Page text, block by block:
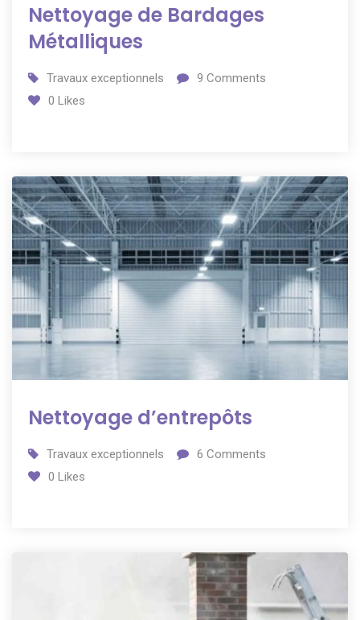
Nettoyage de Bardages
Métalliques
Travaux exceptionnels 9 Comments
0 Likes
Nettoyage d’entrepôts
Travaux exceptionnels 6 Comments
0 Likes